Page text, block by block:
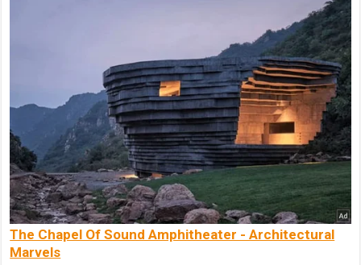
The Chapel Of Sound Amphitheater - Architectural
Marvels